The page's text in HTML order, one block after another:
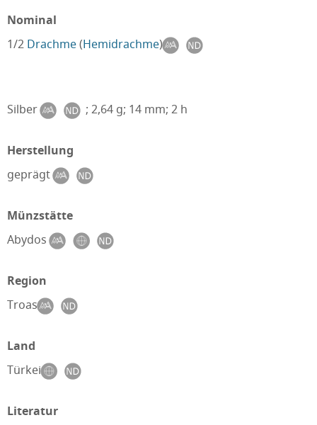
Nominal
1/2 Drachme(Hemidrachme)
Silber ; 2,64 g; 14 mm; 2 h
Herstellung
geprägt
Münzstätte
Abydos
Region
Troas
Land
Türkei
Literatur